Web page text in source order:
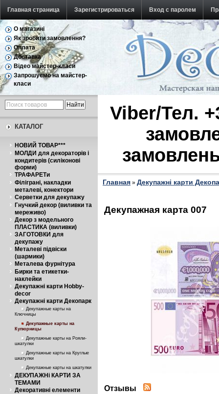
Главная страница Зарегистрироваться Вход с паролем
Обратная связь
О магазині
Як зробити замовлення?
Оплата
Доставка
Відео майстер-класи
Запрошуємо на майстер-
класи
КАТАЛОГ
НОВИЙ ТОВАР***
МОЛДИ для декораторів і
кондитерів (силіконові
форми)
ТРАФАРЕТи
Філіграні, накладки
металеві, конектори
Серветки для декупажу
Гнучкий декор (виливки та
мереживо)
Декор з модельного
ПЛАСТИКА (виливки)
ЗАГОТОВКИ для
декупажу
Металеві підвіски
(шармики)
Металева фурнітура
Бирки та етикетки-
наклейки
Декупажні карти Hobby-
decor
Декупажні карти Декопарк
Декупажные карты на
Ключницы
Декупажные карты на
Купюрницы
Декупажные карты на Рояли-
шкатулки
Декупажные карты на Круглые
шкатулки
Декупажные карты на шкатулки
ДЕКУПАЖНі КАРТИ ЗА
ТЕМАМИ
Декоративні елементи
Viber/Тел.
Главная » Декупажні карти
Декупажная карта 007
Отзывы